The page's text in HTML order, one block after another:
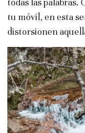
todas las palabras.
tu móvil, en esta
distorsionen